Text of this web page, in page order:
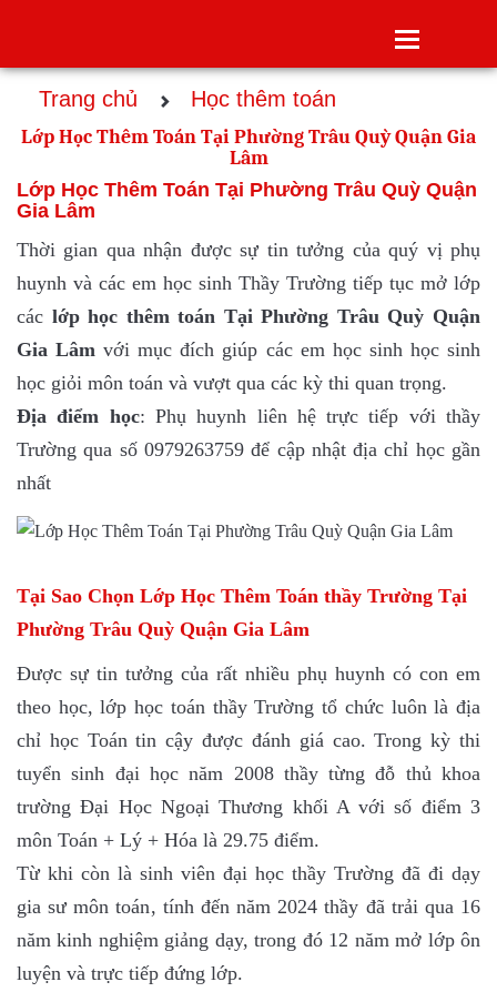
Toggle
Trang chủ
Học thêm toán
Lớp Học Thêm Toán Tại Phường Trâu Quỳ Quận Gia
Lâm
Lớp Học Thêm Toán Tại Phường Trâu Quỳ Quận
Gia Lâm
Thời gian qua nhận được sự tin tưởng của quý vị phụ
huynh và các em học sinh Thầy Trường tiếp tục mở lớp
các lớphọc thêm toán Tại Phường Trâu Quỳ Quận
Gia Lâmvới mục đích giúp các em học sinh học sinh
học giỏi môn toán và vượt qua các kỳ thi quan trọng.
Địa điểm học: Phụ huynh liên hệ trực tiếp với thầy
Trường qua số 0979263759 để cập nhật địa chỉ học gần
nhất
Tại Sao Chọn Lớp Học Thêm Toán thầy Trường Tại
Phường Trâu Quỳ Quận Gia Lâm
Được sự tin tưởng của rất nhiều phụ huynh có con em
theo học, lớp học toán thầy Trường tổ chức luôn là địa
chỉ học Toán tin cậy được đánh giá cao. Trong kỳ thi
tuyển sinh đại học năm 2008 thầy từng đỗ thủ khoa
trường Đại Học Ngoại Thương khối A với số điểm 3
môn Toán + Lý + Hóa là 29.75 điểm.
Từ khi còn là sinh viên đại học thầy Trường đã đi dạy
gia sư môn toán, tính đến năm 2024 thầy đã trải qua 16
năm kinh nghiệm giảng dạy, trong đó 12 năm mở lớp ôn
luyện và trực tiếp đứng lớp.